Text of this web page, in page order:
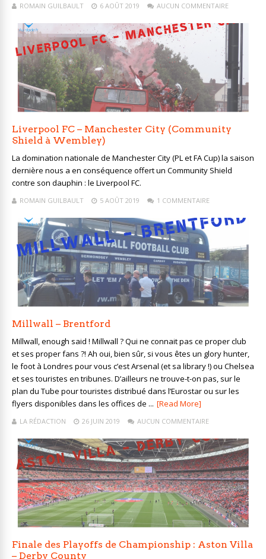
ROMAIN GUILBAULT 6 AOÛT 2019 AUCUN COMMENTAIRE
Liverpool FC – Manchester City (Community
Shield à Wembley)
La domination nationale de Manchester City (PL et FA Cup) la saison
dernière nous a en conséquence offert un Community Shield
contre son dauphin : le Liverpool FC.
ROMAIN GUILBAULT 5 AOÛT 2019 1 COMMENTAIRE
Millwall – Brentford
Millwall, enough said ! Millwall ? Qui ne connait pas ce proper club
et ses proper fans ?! Ah oui, bien sûr, si vous êtes un glory hunter,
le foot à Londres pour vous c’est Arsenal (et sa library !) ou Chelsea
et ses touristes en tribunes. D’ailleurs ne trouve-t-on pas, sur le
plan du Tube pour touristes distribué dans l’Eurostar ou sur les
flyers disponibles dans les offices de ... [Read More]
LA RÉDACTION 26 JUIN 2019 AUCUN COMMENTAIRE
Finale des Playoffs de Championship : Aston Villa
– Derby County